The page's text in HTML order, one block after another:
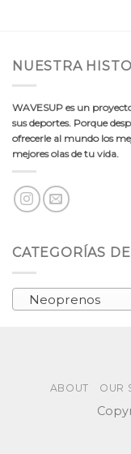
NUESTRA
WAVESUP es un
sus deportes. Porque
ofrecerle al mundo los
mejores olas de tu vida.
CATEGORÍAS
Neoprenos
ABOUT OUR